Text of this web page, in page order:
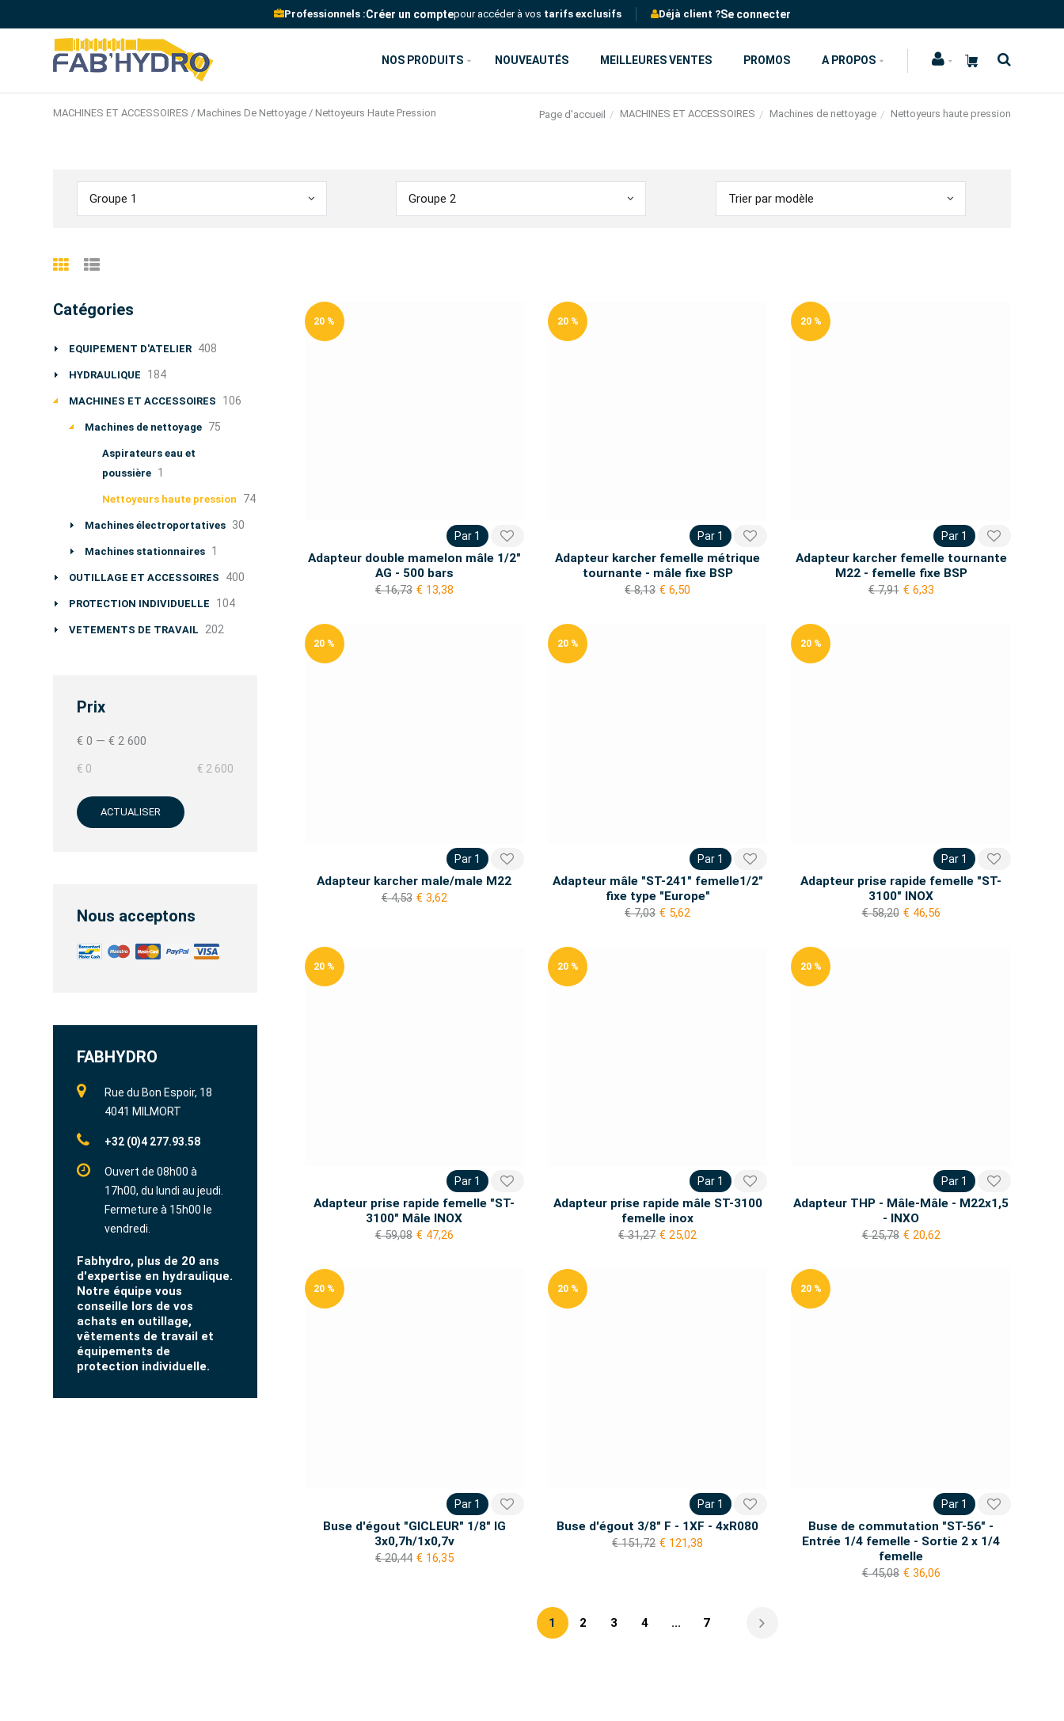
Professionnels :Créer un comptepour accéder à vos tarifs exclusifs Déjà client ?Se connecter
NOS PRODUITS NOUVEAUTÉS MEILLEURES VENTES PROMOS A PROPOS
MACHINES ET ACCESSOIRES / Machines De Nettoyage / Nettoyeurs Haute Pression Page d'accueil MACHINES ET ACCESSOIRES Machines de nettoyage Nettoyeurs haute pression
Groupe 1 Groupe 2 Trier par modèle
20 %
Par 1
Adapteur double mamelon mâle 1/2"
AG - 500 bars
€ 16,73 € 13,38
20 %
Par 1
Adapteur karcher femelle métrique
tournante - mâle fixe BSP
€ 8,13 € 6,50
20 %
Par 1
Adapteur karcher femelle tournante
M22 - femelle fixe BSP
€ 7,91 € 6,33
20 %
Par 1
Adapteur karcher male/male M22
€ 4,53 € 3,62
20 %
Par 1
Adapteur mâle "ST-241" femelle1/2"
fixe type "Europe"
€ 7,03 € 5,62
20 %
Par 1
Adapteur prise rapide femelle "ST-
3100" INOX
€ 58,20 € 46,56
20 %
Par 1
Adapteur prise rapide femelle "ST-
3100" Mâle INOX
€ 59,08 € 47,26
20 %
Par 1
Adapteur prise rapide mâle ST-3100
femelle inox
€ 31,27 € 25,02
20 %
Par 1
Adapteur THP - Mâle-Mâle - M22x1,5
- INXO
€ 25,78 € 20,62
20 %
Par 1
Buse d'égout "GICLEUR" 1/8" IG
3x0,7h/1x0,7v
€ 20,44 € 16,35
20 %
Par 1
Buse d'égout 3/8" F - 1XF - 4xR080
€ 151,72 € 121,38
20 %
Par 1
Buse de commutation "ST-56" -
Entrée 1/4 femelle - Sortie 2 x 1/4
femelle
€ 45,08 € 36,06
1 2 3 4 ... 7
Catégories
EQUIPEMENT D'ATELIER 408
HYDRAULIQUE 184
MACHINES ET ACCESSOIRES 106
Machines de nettoyage 75
Aspirateurs eau et
poussière 1
Nettoyeurs haute pression 74
Machines électroportatives 30
Machines stationnaires 1
OUTILLAGE ET ACCESSOIRES 400
PROTECTION INDIVIDUELLE 104
VETEMENTS DE TRAVAIL 202
Prix
€ 0 — € 2 600
€ 0 € 2 600
ACTUALISER
Nous acceptons
FABHYDRO
Rue du Bon Espoir, 18
4041 MILMORT
+32 (0)4 277.93.58
Ouvert de 08h00 à
17h00, du lundi au jeudi.
Fermeture à 15h00 le
vendredi.
Fabhydro, plus de 20 ans
d'expertise en hydraulique.
Notre équipe vous
conseille lors de vos
achats en outillage,
vêtements de travail et
équipements de
protection individuelle.